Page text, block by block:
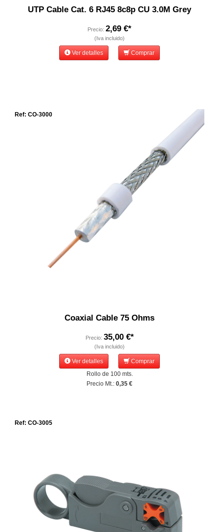
UTP Cable Cat. 6 RJ45 8c8p CU 3.0M Grey
Precio: 2,69 €*
(Iva incluido)
Ver detalles Comprar
Ref: CO-3000
Coaxial Cable 75 Ohms
Precio: 35,00 €*
(Iva incluido)
Ver detalles
Comprar
Rollo de 100 mts.
Precio Mt.: 0,35 €
Ref: CO-3005